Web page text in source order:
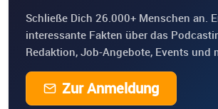
Schließe Dich 26.000+ Menschen an.
interessante Fakten über das
Redaktion, Job-Angebote, Events und
Zur Anmeldung